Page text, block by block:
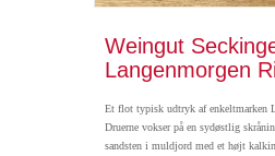
Weingut
Langenmorgen
Et flot typisk udtryk af enkeltmarken
Druerne vokser på en sydøstlig
sandsten i muldjord med et højt